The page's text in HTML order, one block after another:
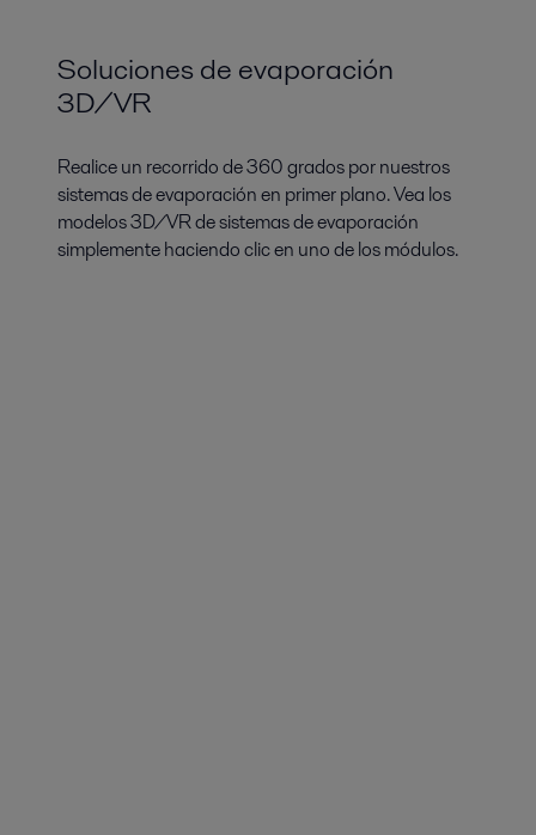
Soluciones de evaporación
3D/VR
Realice un recorrido de 360 grados por nuestros
sistemas de evaporación en primer plano. Vea los
modelos 3D/VR de sistemas de evaporación
simplemente haciendo clic en uno de los módulos.